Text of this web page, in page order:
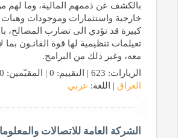
بالكشف عن ذممهم المالية، وما لهم
خارجية واستثمارات وموجودات وهبات
كبيرة قد تؤدي الى تضارب المصالح،
تعيلمات تنظيمية لها قوة القانـون بما
معه، وغير ذلك من البرامج.
الزيارات: 623 | التقييم: 0 | المقيّمين: 0 | الدولة:
العراق | اللغة: عربي
الشركة العامة للاتصالات